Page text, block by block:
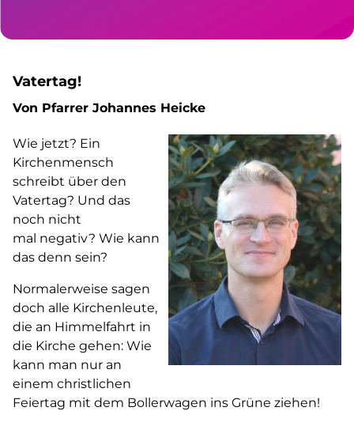
Vatertag!
Von Pfarrer Johannes Heicke
Wie jetzt? Ein
Kirchenmensch
schreibt über den
Vatertag? Und das
noch nicht
mal negativ? Wie kann
das denn sein?
Normalerweise sagen
doch alle Kirchenleute,
die an Himmelfahrt in
die Kirche gehen: Wie
kann man nur an
einem christlichen
Feiertag mit dem Bollerwagen ins Grüne ziehen!